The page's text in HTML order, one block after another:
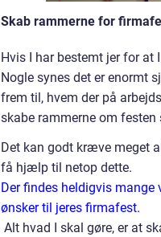
Skab rammerne for
Hvis I har bestemt jer for
Nogle synes det er enormt
frem til, hvem der på
skabe rammerne om festen
Det kan godt kræve meget
få hjælp til netop dette.
Der findes heldigvis
ønsker til jeres firmafest.
Alt hvad I skal gøre, er at